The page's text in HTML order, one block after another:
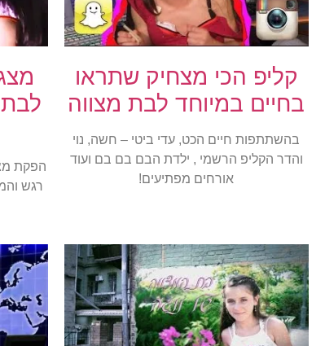
קליפ הכי מצחיק שתראו
בחיים במיוחד לבת מצווה
בהשתתפות חיים הכט, עדי ביטי – חשה, נוי
והדר הקליפ הרשמי , ילדת הבם בם בם ועוד
אורחים מפתיעים!
הפקת
רגש